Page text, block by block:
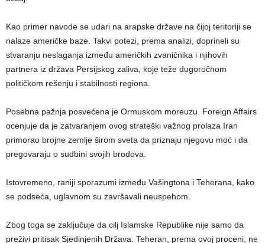
Kao primer navode se udari na arapske države na čijoj teritoriji se
nalaze američke baze. Takvi potezi, prema analizi, doprineli su
stvaranju neslaganja između američkih zvaničnika i njihovih
partnera iz država Persijskog zaliva, koje teže dugoročnom
političkom rešenju i stabilnosti regiona.
Posebna pažnja posvećena je Ormuskom moreuzu. Foreign Affairs
ocenjuje da je zatvaranjem ovog strateški važnog prolaza Iran
primorao brojne zemlje širom sveta da priznaju njegovu moć i da
pregovaraju o sudbini svojih brodova.
Istovremeno, raniji sporazumi između Vašingtona i Teherana, kako
se podseća, uglavnom su završavali neuspehom.
Zbog toga se zaključuje da cilj Islamske Republike nije samo da
preživi pritisak Sjedinjenih Država. Teheran, prema ovoj proceni, ne